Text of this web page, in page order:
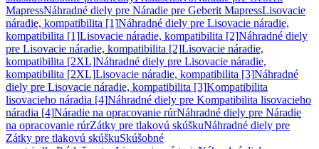
MapressNáhradné diely pre Náradie pre Geberit MapressLisovacie
náradie, kompatibilita [1]Náhradné diely pre Lisovacie náradie,
kompatibilita [1]Lisovacie náradie, kompatibilita [2]Náhradné diely
pre Lisovacie náradie, kompatibilita [2]Lisovacie náradie,
kompatibilita [2XL]Náhradné diely pre Lisovacie náradie,
kompatibilita [2XL]Lisovacie náradie, kompatibilita [3]Náhradné
diely pre Lisovacie náradie, kompatibilita [3]Kompatibilita
lisovacieho náradia [4]Náhradné diely pre Kompatibilita lisovacieho
náradia [4]Náradie na opracovanie rúrNáhradné diely pre Náradie
na opracovanie rúrZátky pre tlakovú skúškuNáhradné diely pre
Zátky pre tlakovú skúškuSkúšobné